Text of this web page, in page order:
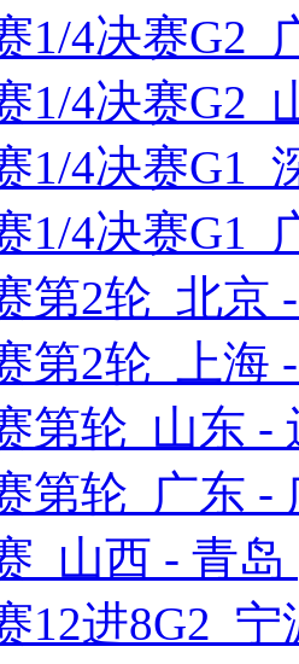
1/4决赛G2
1/4决赛G2
1/4决赛G1
1/4决赛G1
第2轮 北京
第2轮 上海
第轮 山东 -
第轮 广东 -
山西 - 青岛
12进8G2